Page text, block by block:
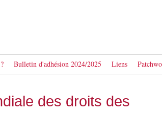
Bulletin d'adhésion 2024/2025 Liens
des droits des